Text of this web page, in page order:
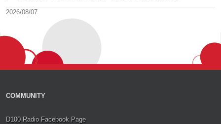
2026/08/07
COMMUNITY
D100 Radio Facebook Page